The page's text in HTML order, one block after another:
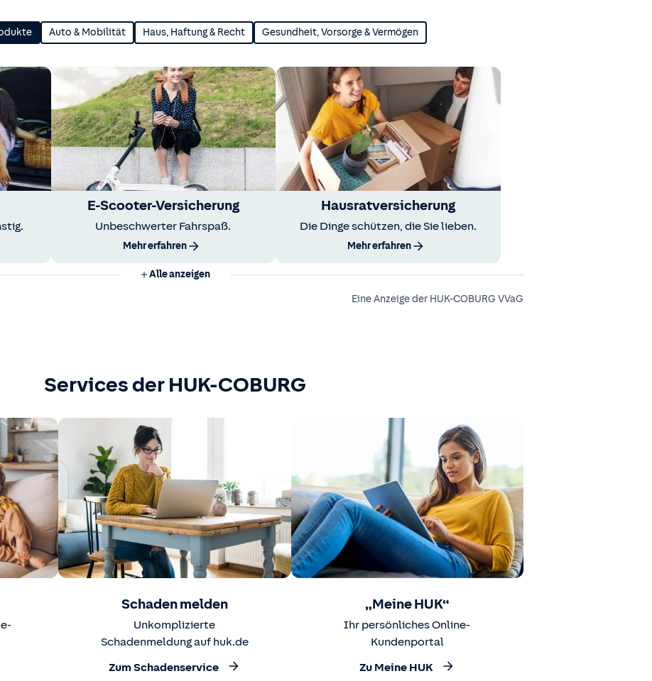
Auto & Mobilität Haus, Haftung & Recht Gesundheit, Vorsorge & Vermögen
E-Scooter-Versicherung
Unbeschwerter Fahrspaß.
Mehr erfahren
Hausratversicherung
Die Dinge schützen, die Sie lieben.
Mehr erfahren
Alle anzeigen
Eine Anzeige der HUK-COBURG VVaG
Services der HUK-COBURG
Schaden melden
Unkomplizierte
Schadenmeldung auf huk.de
Zum Schadenservice
„Meine HUK“
Ihr persönliches Online-
Kundenportal
Zu Meine HUK